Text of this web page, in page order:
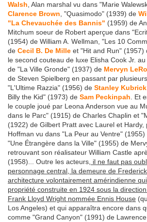
Walsh , Alan marshal vu dans "Marie
Clarence Brown , "Quasimodo" (1939) de
"La Chevauchée des Bannis" (1959) de
Mitchum soeur de Robert aperçue dans
(1954) de William A. Wellman, "Les 10
de Cecil B. De Mille et "Hit and Run" (1957)
le second couteau de luxe Elisha Cook Jr.
de "La Ville Gronde" (1937) de Mervyn
de Steven Spielberg en passant par plusieurs
"L'Ultime Razzia" (1956) de Stanley Kubrick
Billy the Kid" (1973) de Sam Peckinpah . Et
le couple joué par Leona Anderson vue au
dans le Parc" (1915) de Charles Chaplin et
(1922) de Gilbert Pratt avec Laurel et Hardy,
Hoffman vu dans "La Peur au Ventre" (1955)
"Une Étrangère dans la Ville" (1955) de
retrouvant son réalisateur William Castle
(1958)... Outre les acteurs, il ne faut pas
personnage central, la demeure de
architecture volontairement amérindienne
propriété construite en 1924 sous la
Frank Lloyd Wright nommée Ennis House
Los Angeles) et qui apparaîtra encore dans
comme "Grand Canyon" (1991) de